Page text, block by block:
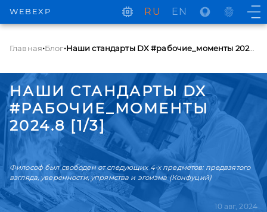
WEBEXP RU EN
Главная•Блог• Наши стандарты DX #рабочие_моменты 2024.8 [1/3]
НАШИ СТАНДАРТЫ DX
#РАБОЧИЕ_МОМЕНТЫ
2024.8 [1/3]
Философ был свободен от следующих 4-х предметов: предвзятого
взгляда, уверенности, упрямства и эгоизма (Конфуций)
10 авг, 2024